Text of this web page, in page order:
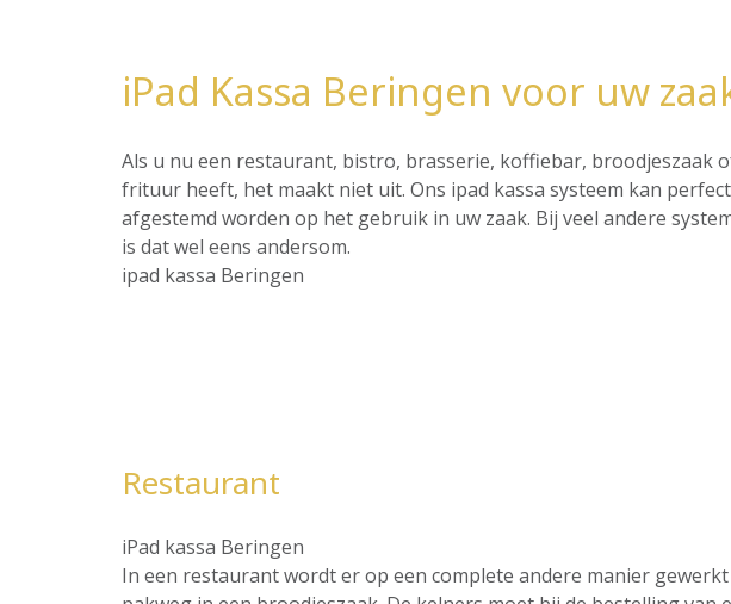
iPad Kassa Beringen voor uw
Als u nu een restaurant, bistro, brasserie, koffiebar, broodjeszaak
frituur heeft, het maakt niet uit. Ons ipad kassa systeem kan perfect
afgestemd worden op het gebruik in uw zaak. Bij veel andere
is dat wel eens andersom.
ipad kassa Beringen
Restaurant
iPad kassa Beringen
In een restaurant wordt er op een complete andere manier